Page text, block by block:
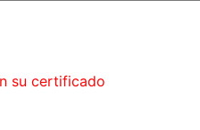
su certificado